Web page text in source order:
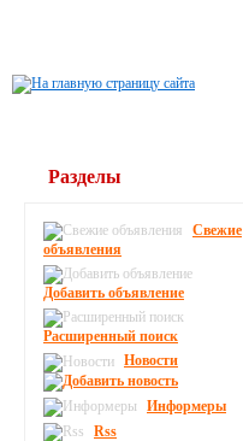
Разделы
Свежие
объявления
Добавить объявление
Расширенный поиск
Новости
Информеры
Rss